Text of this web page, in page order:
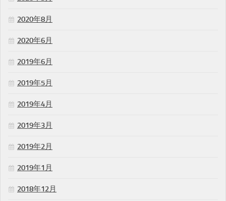
2020年8月
2020年6月
2019年6月
2019年5月
2019年4月
2019年3月
2019年2月
2019年1月
2018年12月